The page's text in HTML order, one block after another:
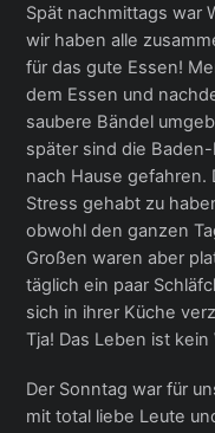
Spät nachmittags war
wir haben alle
für das gute Essen!
dem Essen und
saubere Bändel
später sind die
nach Hause gefahren.
Stress gehabt zu
obwohl den ganzen
Großen waren aber
täglich ein paar
sich in ihrer Küche
Tja! Das Leben ist kein
Der Sonntag war für
mit total liebe Leute